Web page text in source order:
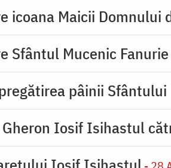
icoana Maicii
Sfântul Mucenic Fanurie
pâinii
Gheron Iosif Isihastul